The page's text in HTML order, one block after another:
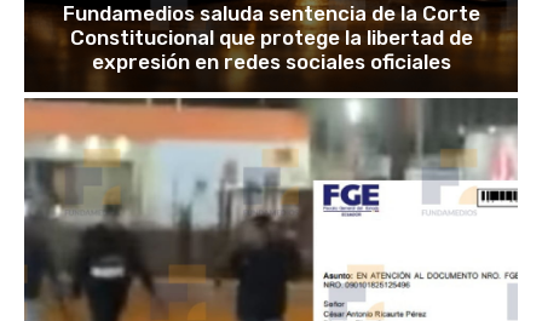
Fundamedios saluda sentencia de la Corte
Constitucional que protege la libertad de
expresión en redes sociales oficiales